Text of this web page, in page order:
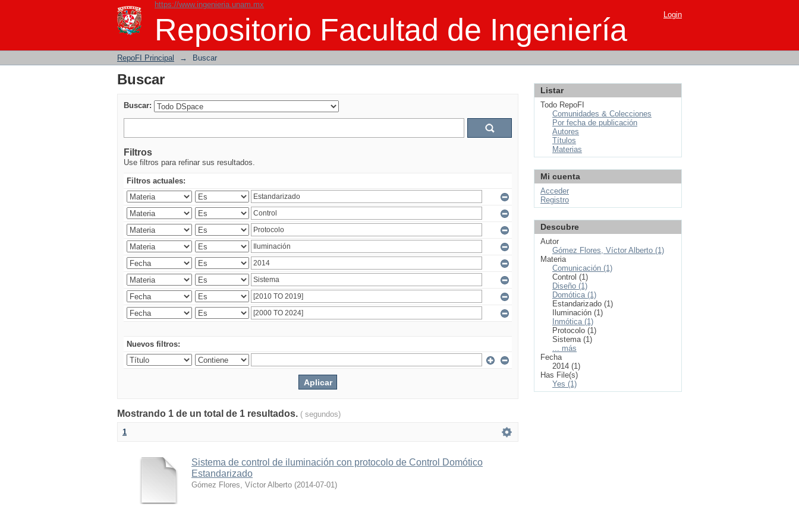
https://www.ingenieria.unam.mx
Repositorio Facultad de Ingeniería
Buscar Login
RepoFI Principal → Buscar
Buscar
Buscar:
Filtros
Use filtros para refinar sus resultados.
Filtros actuales:
Nuevos filtros:
Mostrando 1 de un total de 1 resultados. ( segundos)
1
Sistema de control de iluminación con protocolo de Control Domótico
Estandarizado
Gómez Flores, Víctor Alberto (2014-07-01)
Listar
Todo RepoFI
Comunidades & Colecciones
Por fecha de publicación
Autores
Títulos
Materias
Mi cuenta
Acceder
Registro
Descubre
Autor
Gómez Flores, Víctor Alberto (1)
Materia
Comunicación (1)
Control (1)
Diseño (1)
Domótica (1)
Estandarizado (1)
Iluminación (1)
Inmótica (1)
Protocolo (1)
Sistema (1)
... más
Fecha
2014 (1)
Has File(s)
Yes (1)